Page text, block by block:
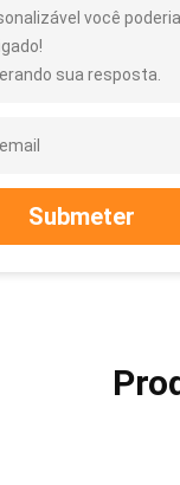
você
sua resposta.
Submeter